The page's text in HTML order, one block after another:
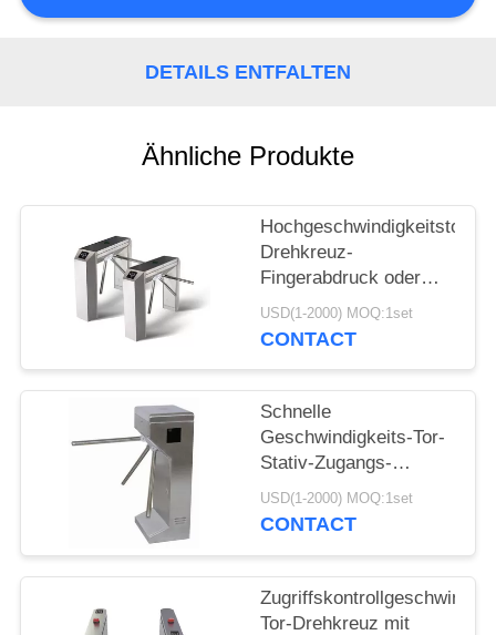
FORDERN
SITEMAP
PRIVACY
DETAILS ENTFALTEN
Ähnliche Produkte
Hochgeschwindigkeitstor-
Drehkreuz-
Fingerabdruck oder
Edelstahl-Material des
Leser-304
USD(1-2000) MOQ:1set
CONTACT
Schnelle
Geschwindigkeits-Tor-
Stativ-Zugangs-
System-Fingerabdruck
oder Identifikation
USD(1-2000) MOQ:1set
CONTACT
Tor-Drehkreuz mit